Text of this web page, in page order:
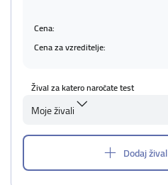
Cena:
Cena za vzreditelje:
Žival za katero naročate test
Moje živali
Dodaj žival